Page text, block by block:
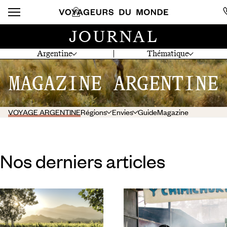
Argentine Thématique
JOURNAL
MAGAZINE ARGENTINE
VOYAGE ARGENTINERégions Envies GuideMagazine
Nos derniers articles